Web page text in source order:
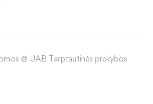
@ UAB Tarptautinės prekybos